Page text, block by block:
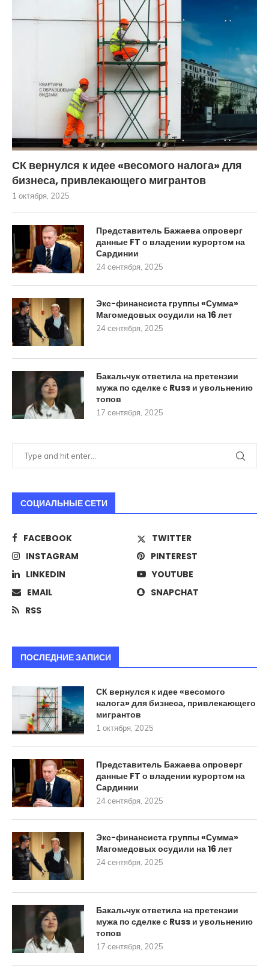
СК вернулся к идее «весомого налога» для
бизнеса, привлекающего мигрантов
1 октября, 2025
Представитель Бажаева опроверг
данные FT о владении курортом на
Сардинии
24 сентября, 2025
Экс-финансиста группы «Сумма»
Магомедовых осудили на 16 лет
24 сентября, 2025
Бакальчук ответила на претензии
мужа по сделке с Russ и увольнению
топов
17 сентября, 2025
СОЦИАЛЬНЫЕ СЕТИ
FACEBOOK
TWITTER
INSTAGRAM
PINTEREST
LINKEDIN
YOUTUBE
EMAIL
SNAPCHAT
RSS
ПОСЛЕДНИЕ ЗАПИСИ
СК вернулся к идее «весомого
налога» для бизнеса, привлекающего
мигрантов
1 октября, 2025
Представитель Бажаева опроверг
данные FT о владении курортом на
Сардинии
24 сентября, 2025
Экс-финансиста группы «Сумма»
Магомедовых осудили на 16 лет
24 сентября, 2025
Бакальчук ответила на претензии
мужа по сделке с Russ и увольнению
топов
17 сентября, 2025